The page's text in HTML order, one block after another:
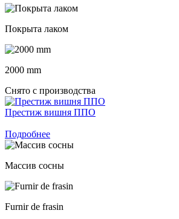
Покрыта лаком
2000 mm
Снято с производства
Престиж вишня ППО
Подробнее
Массив сосны
Furnir de frasin